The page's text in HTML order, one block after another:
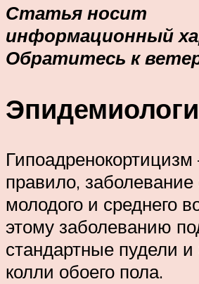
Статья носит
информационный
Обратитесь к
Гипоадренокортицизм
правило, заболевание
молодого и среднего
этому заболеванию
стандартные пудели
колли обоего пола.